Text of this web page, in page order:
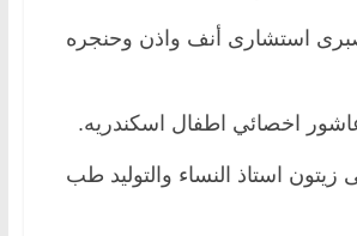
استشارى أنف واذن وحنجره
اخصائي اطفال اسكندريه.
استاذ النساء والتوليد طب